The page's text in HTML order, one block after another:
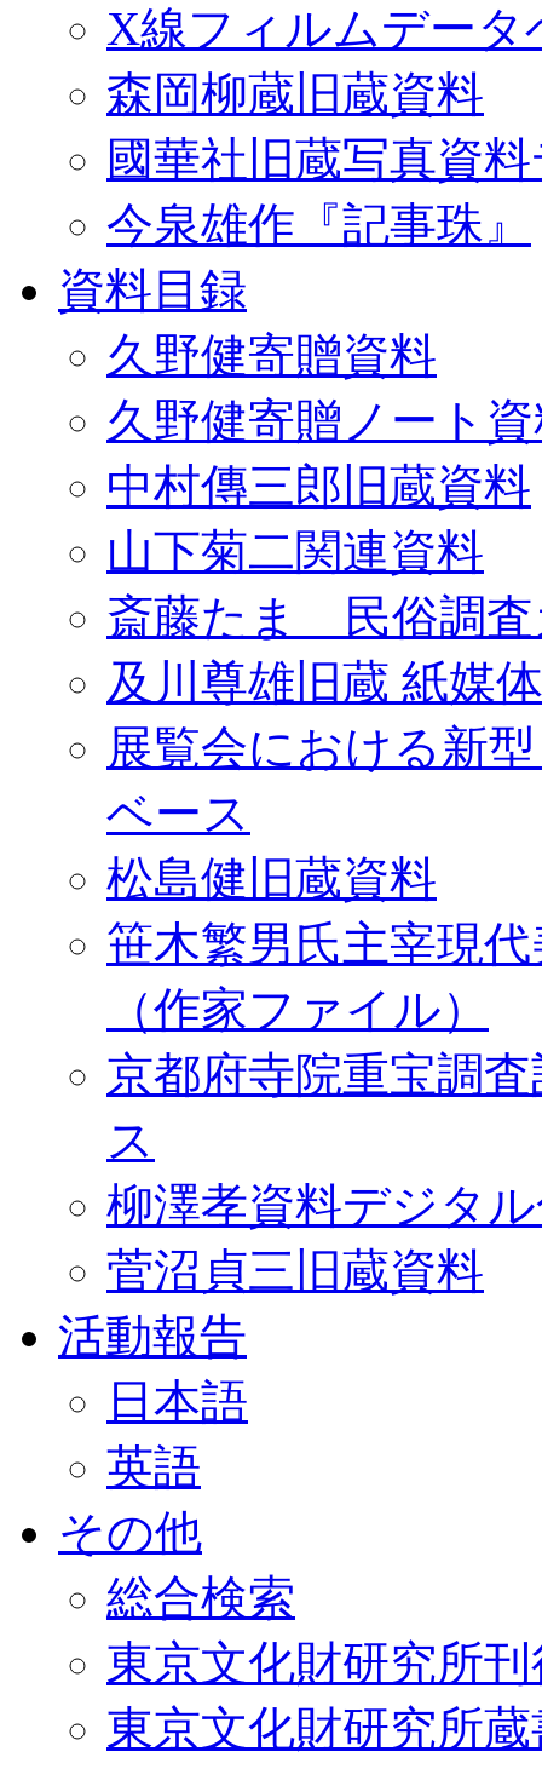
X線フィルムデータ
森岡柳蔵旧蔵資料
國華社旧蔵写真資
今泉雄作『記事珠』
資料目録
久野健寄贈資料
久野健寄贈ノート
中村傳三郎旧蔵資料
山下菊二関連資料
斎藤たま 民俗調査
及川尊雄旧蔵 紙媒
展覧会における新
ベース
松島健旧蔵資料
笹木繁男氏主宰現
（作家ファイル）
京都府寺院重宝調
ス
柳澤孝資料デジタ
菅沼貞三旧蔵資料
活動報告
日本語
英語
その他
総合検索
東京文化財研究所
東京文化財研究所